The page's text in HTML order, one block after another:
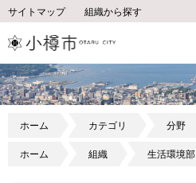
サイトマップ 組織から探す
ホーム カテゴリ 分野
ホーム 組織 生活環境部